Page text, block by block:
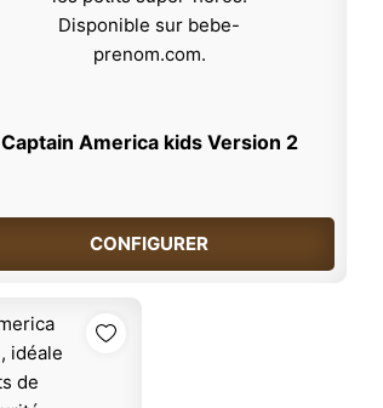
Captain America kids Version 2
CONFIGURER